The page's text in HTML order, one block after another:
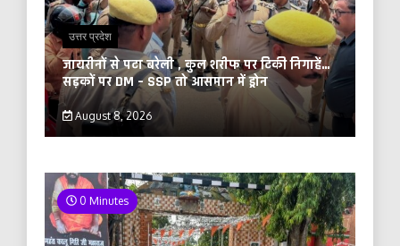
उत्तर प्रदेश
जायरीनों से पटा बरेली , कुल शरीफ पर टिकी निगाहें…
सड़कों पर DM – SSP तो आसमान में ड्रोन
August 8, 2026
0 Minutes